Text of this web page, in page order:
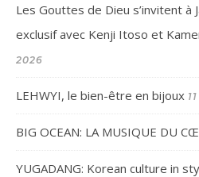
Les Gouttes de Dieu s’invitent à
exclusif avec Kenji Itoso et
2026
LEHWYI, le bien-être en bijoux
BIG OCEAN: LA MUSIQUE DU
YUGADANG: Korean culture in